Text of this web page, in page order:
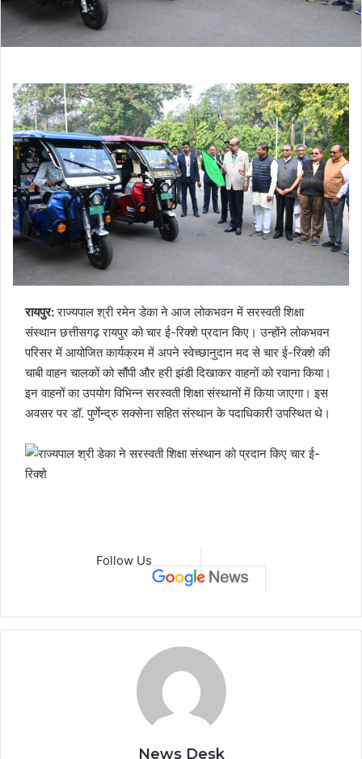
रायपुर:राज्यपाल श्री रमेन डेका ने आज लोकभवन में सरस्वती शिक्षा
संस्थान छत्तीसगढ़ रायपुर को चार ई-रिक्शे प्रदान किए। उन्होंने लोकभवन
परिसर में आयोजित कार्यक्रम में अपने स्वेच्छानुदान मद से चार ई-रिक्शे की
चाबी वाहन चालकों को सौंपी और हरी झंडी दिखाकर वाहनों को रवाना किया।
इन वाहनों का उपयोग विभिन्न सरस्वती शिक्षा संस्थानों में किया जाएगा। इस
अवसर पर डॉ. पुर्णेन्द्रु सक्सेना सहित संस्थान के पदाधिकारी उपस्थित थे।
Follow Us
News Desk